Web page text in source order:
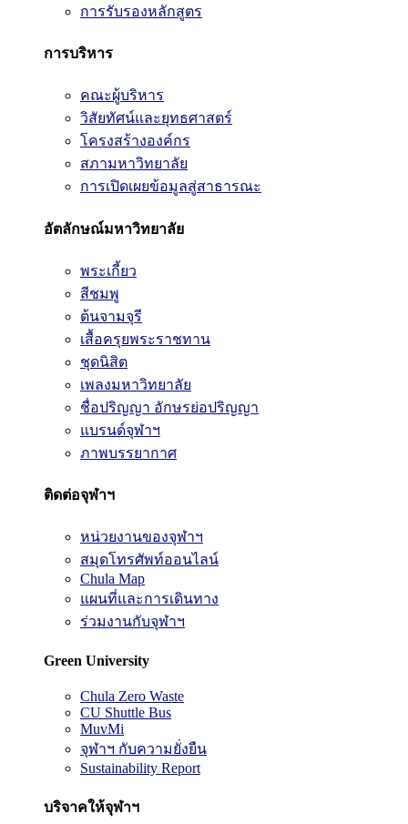
การรับรองหลักสูตร
การบริหาร
คณะผู้บริหาร
วิสัยทัศน์และยุทธศาสตร์
โครงสร้างองค์กร
สภามหาวิทยาลัย
การเปิดเผยข้อมูลสู่สาธารณะ
อัตลักษณ์มหาวิทยาลัย
พระเกี้ยว
สีชมพู
ต้นจามจุรี
เสื้อครุยพระราชทาน
ชุดนิสิต
เพลงมหาวิทยาลัย
ชื่อปริญญา อักษรย่อปริญญา
แบรนด์จุฬาฯ
ภาพบรรยากาศ
ติดต่อจุฬาฯ
หน่วยงานของจุฬาฯ
สมุดโทรศัพท์ออนไลน์
Chula Map
แผนที่และการเดินทาง
ร่วมงานกับจุฬาฯ
Green University
Chula Zero Waste
CU Shuttle Bus
MuvMi
จุฬาฯ กับความยั่งยืน
Sustainability Report
บริจาคให้จุฬาฯ